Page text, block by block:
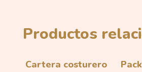
Productos
Cartera costurero